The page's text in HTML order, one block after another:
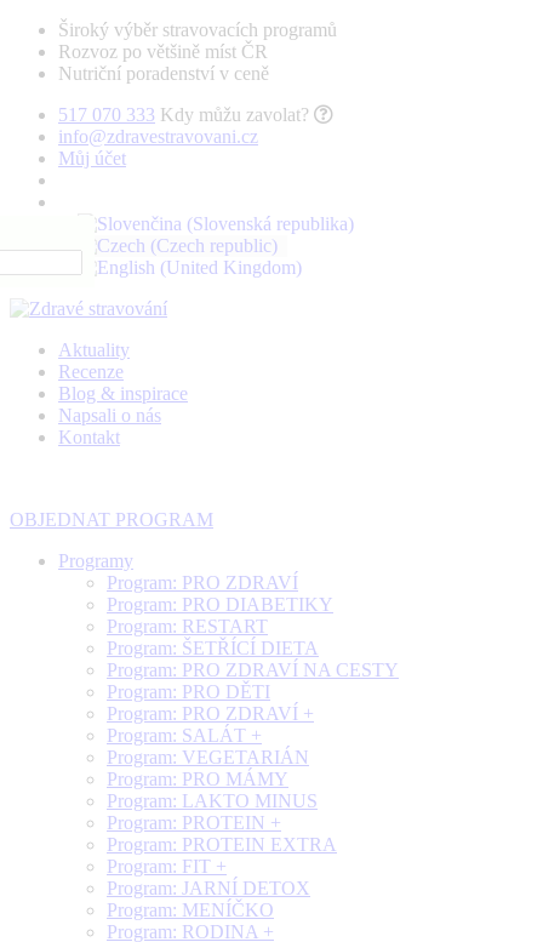
Široký výběr stravovacích programů
Rozvoz po většině míst ČR
Nutriční poradenství v ceně
517 070 333 Kdy můžu zavolat?
info@zdravestravovani.cz
Můj účet
Aktuality
Recenze
Blog & inspirace
Napsali o nás
Kontakt
OBJEDNAT PROGRAM
Programy
Program: PRO ZDRAVÍ
Program: PRO DIABETIKY
Program: RESTART
Program: ŠETŘÍCÍ DIETA
Program: PRO ZDRAVÍ NA CESTY
Program: PRO DĚTI
Program: PRO ZDRAVÍ +
Program: SALÁT +
Program: VEGETARIÁN
Program: PRO MÁMY
Program: LAKTO MINUS
Program: PROTEIN +
Program: PROTEIN EXTRA
Program: FIT +
Program: JARNÍ DETOX
Program: MENÍČKO
Program: RODINA +